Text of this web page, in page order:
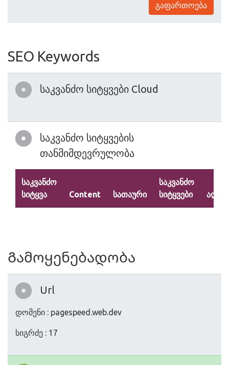
გაფართოება
SEO Keywords
საკვანძო სიტყვები Cloud
საკვანძო სიტყვების
თანმიმდევრულობა
საკვანძო
სიტყვა
Content სათაური
საკვანძო
სიტყვები
Გამოყენებადობა
Url
დომენი : pagespeed.web.dev
სიგრძე : 17